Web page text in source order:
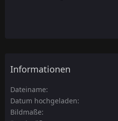
Informationen
Dateiname
Datum hochgeladen
Bildmaße